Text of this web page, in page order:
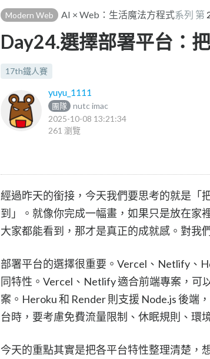
Modern Web AI × Web：生活魔法方程式系列 第
Day24.選擇部署平台：
17th鐵人賽
yuyu_1111
團隊
nutc imac
2025-10-08 13:21:34
261 瀏覽
經過昨天的銜接，今天我們要思考的就是「
到」。就像你完成一幅畫，如果只是放在家
大家都能看到，那才是真正的成就感。對我
部署平台的選擇很重要。Vercel、Netlify、
同特性。Vercel、Netlify 適合前端專案，可
案。Heroku 和 Render 則支援 Node.js 後端
台時，要考慮免費流量限制、休眠規則、環
今天的重點其實是把各平台特性整理清楚，